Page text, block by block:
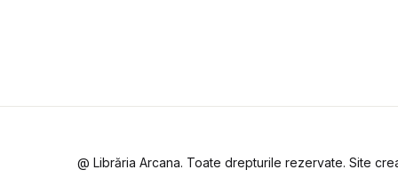
@ Librăria Arcana. Toate drepturile rezervate. Site